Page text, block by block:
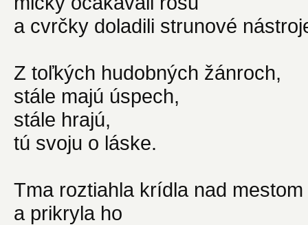
a cvrčky doladili strunové
Z toľkých hudobných žánroch,
stále majú úspech,
stále hrajú,
tú svoju o láske.
Tma roztiahla krídla nad mestom
a prikryla ho